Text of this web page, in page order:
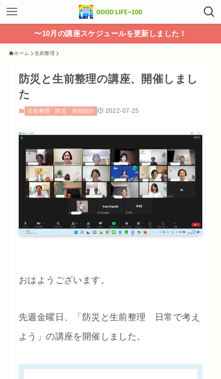
〜10月の講座スケジュールを更新しました！
ホーム 生前整理
防災と生前整理の講座、開催しまし
た
生前整理 防災 実績紹介 2022-07-25
おはようございます。
先週金曜日、「防災と生前整理 日常で考え
よう」の講座を開催しました。